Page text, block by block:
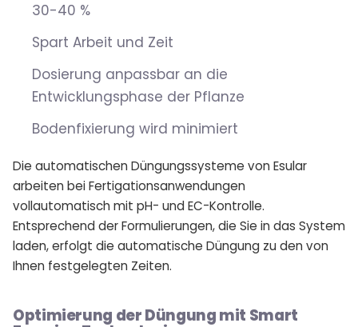
30-40 %
Spart Arbeit und Zeit
Dosierung anpassbar an die
Entwicklungsphase der Pflanze
Bodenfixierung wird minimiert
Die automatischen Düngungssysteme von Esular
arbeiten bei Fertigationsanwendungen
vollautomatisch mit pH- und EC-Kontrolle.
Entsprechend der Formulierungen, die Sie in das System
laden, erfolgt die automatische Düngung zu den von
Ihnen festgelegten Zeiten.
Optimierung der Düngung mit Smart